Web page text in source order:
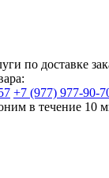
по доставке
+7 (977) 977-90-
в течение 10